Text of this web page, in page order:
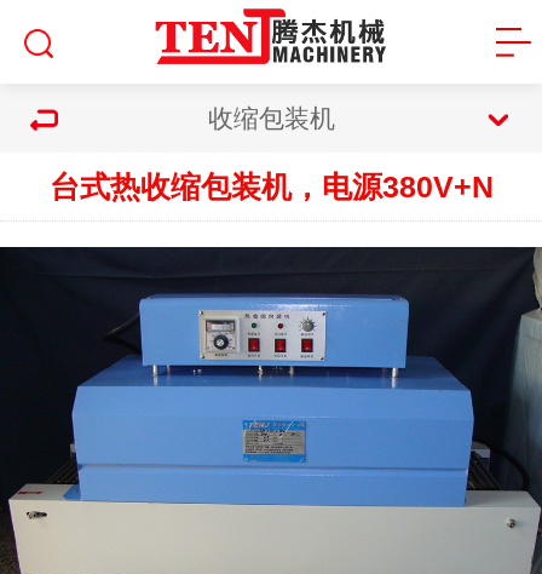
收缩包装机
台式热收缩包装机，电源380V+N